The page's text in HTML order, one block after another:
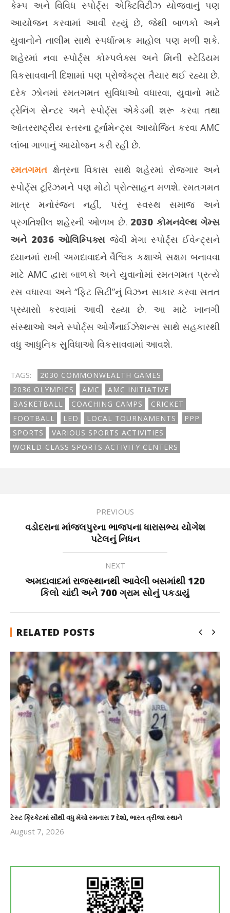
કેમ્પ અને વિવિધ સ્પોર્ટ્સ એક્ટિવિટીઝ યોજવાનું પણ
આયોજન કરવામાં આવી રહ્યું છે, જેથી બાળકો અને
યુવાનોને તાલીમ સાથે સ્પર્ધાત્મક માહોલ પણ મળી શકે.
શહેરમાં નવા સ્પોર્ટ્સ કોમ્પલેક્સ અને મિની સ્ટેડિયમ
વિકસાવવાની દિશામાં પણ પ્રોજેક્ટ્સ તૈયાર થઈ રહ્યા છે.
દરેક ઝોનમાં રમતગમત સુવિધાઓ વધારવા, યુવાનો માટે
ટ્રેનિંગ સેન્ટર અને સ્પોર્ટ્સ એકેડમી શરૂ કરવા તથા
આંતરરાષ્ટ્રીય સ્તરના ટૂર્નામેન્ટ્સ આયોજિત કરવા AMC
લાંબા ગાળાનું આયોજન કરી રહી છે.
રમતગમત ક્ષેત્રના વિકાસ સાથે શહેરમાં રોજગાર અને
સ્પોર્ટ્સ ટૂરિઝમને પણ મોટો પ્રોત્સાહન મળશે. રમતગમત
માત્ર મનોરંજન નહીં, પરંતુ સ્વસ્થ સમાજ અને
પ્રગતિશીલ શહેરની ઓળખ છે. 2030 કોમનવેલ્થ ગેમ્સ
અને 2036 ઓલિમ્પિક્સ જેવી મેગા સ્પોર્ટ્સ ઈવેન્ટ્સને
ધ્યાનમાં રાખી અમદાવાદને વૈશ્વિક કક્ષાએ સક્ષમ બનાવવા
માટે AMC દ્વારા બાળકો અને યુવાનોમાં રમતગમત પ્રત્યે
રસ વધારવા અને “ફિટ સિટી”નું વિઝન સાકાર કરવા સતત
પ્રયાસો કરવામાં આવી રહ્યા છે. આ માટે ખાનગી
સંસ્થાઓ અને સ્પોર્ટ્સ ઓર્ગેનાઈઝેશન્સ સાથે સહકારથી
વધુ આધુનિક સુવિધાઓ વિકસાવવામાં આવશે.
TAGS:
2030 COMMONWEALTH GAMES
2036 OLYMPICS
AMC
AMC INITIATIVE
BASKETBALL
COACHING CAMPS
CRICKET
FOOTBALL
LED LOCAL TOURNAMENTS
PPP
SPORTS
VARIOUS SPORTS ACTIVITIES
WORLD-CLASS SPORTS ACTIVITY CENTERS
PREVIOUS
વડોદરાના માંજલપુરના ભાજપના ધારાસભ્ય યોગેશ
પટેલનું નિધન
NEXT
અમદાવાદમાં રાજસ્થાનથી આવેલી બસમાંથી 120
કિલો ચાંદી અને 700 ગ્રામ સોનું પકડાયું
RELATED POSTS
ટેસ્ટ ક્રિકેટમાં સૌથી વધુ મેચો રમનારા 7 દેશો, ભારત ત્રીજા સ્થાને
August 7, 2026